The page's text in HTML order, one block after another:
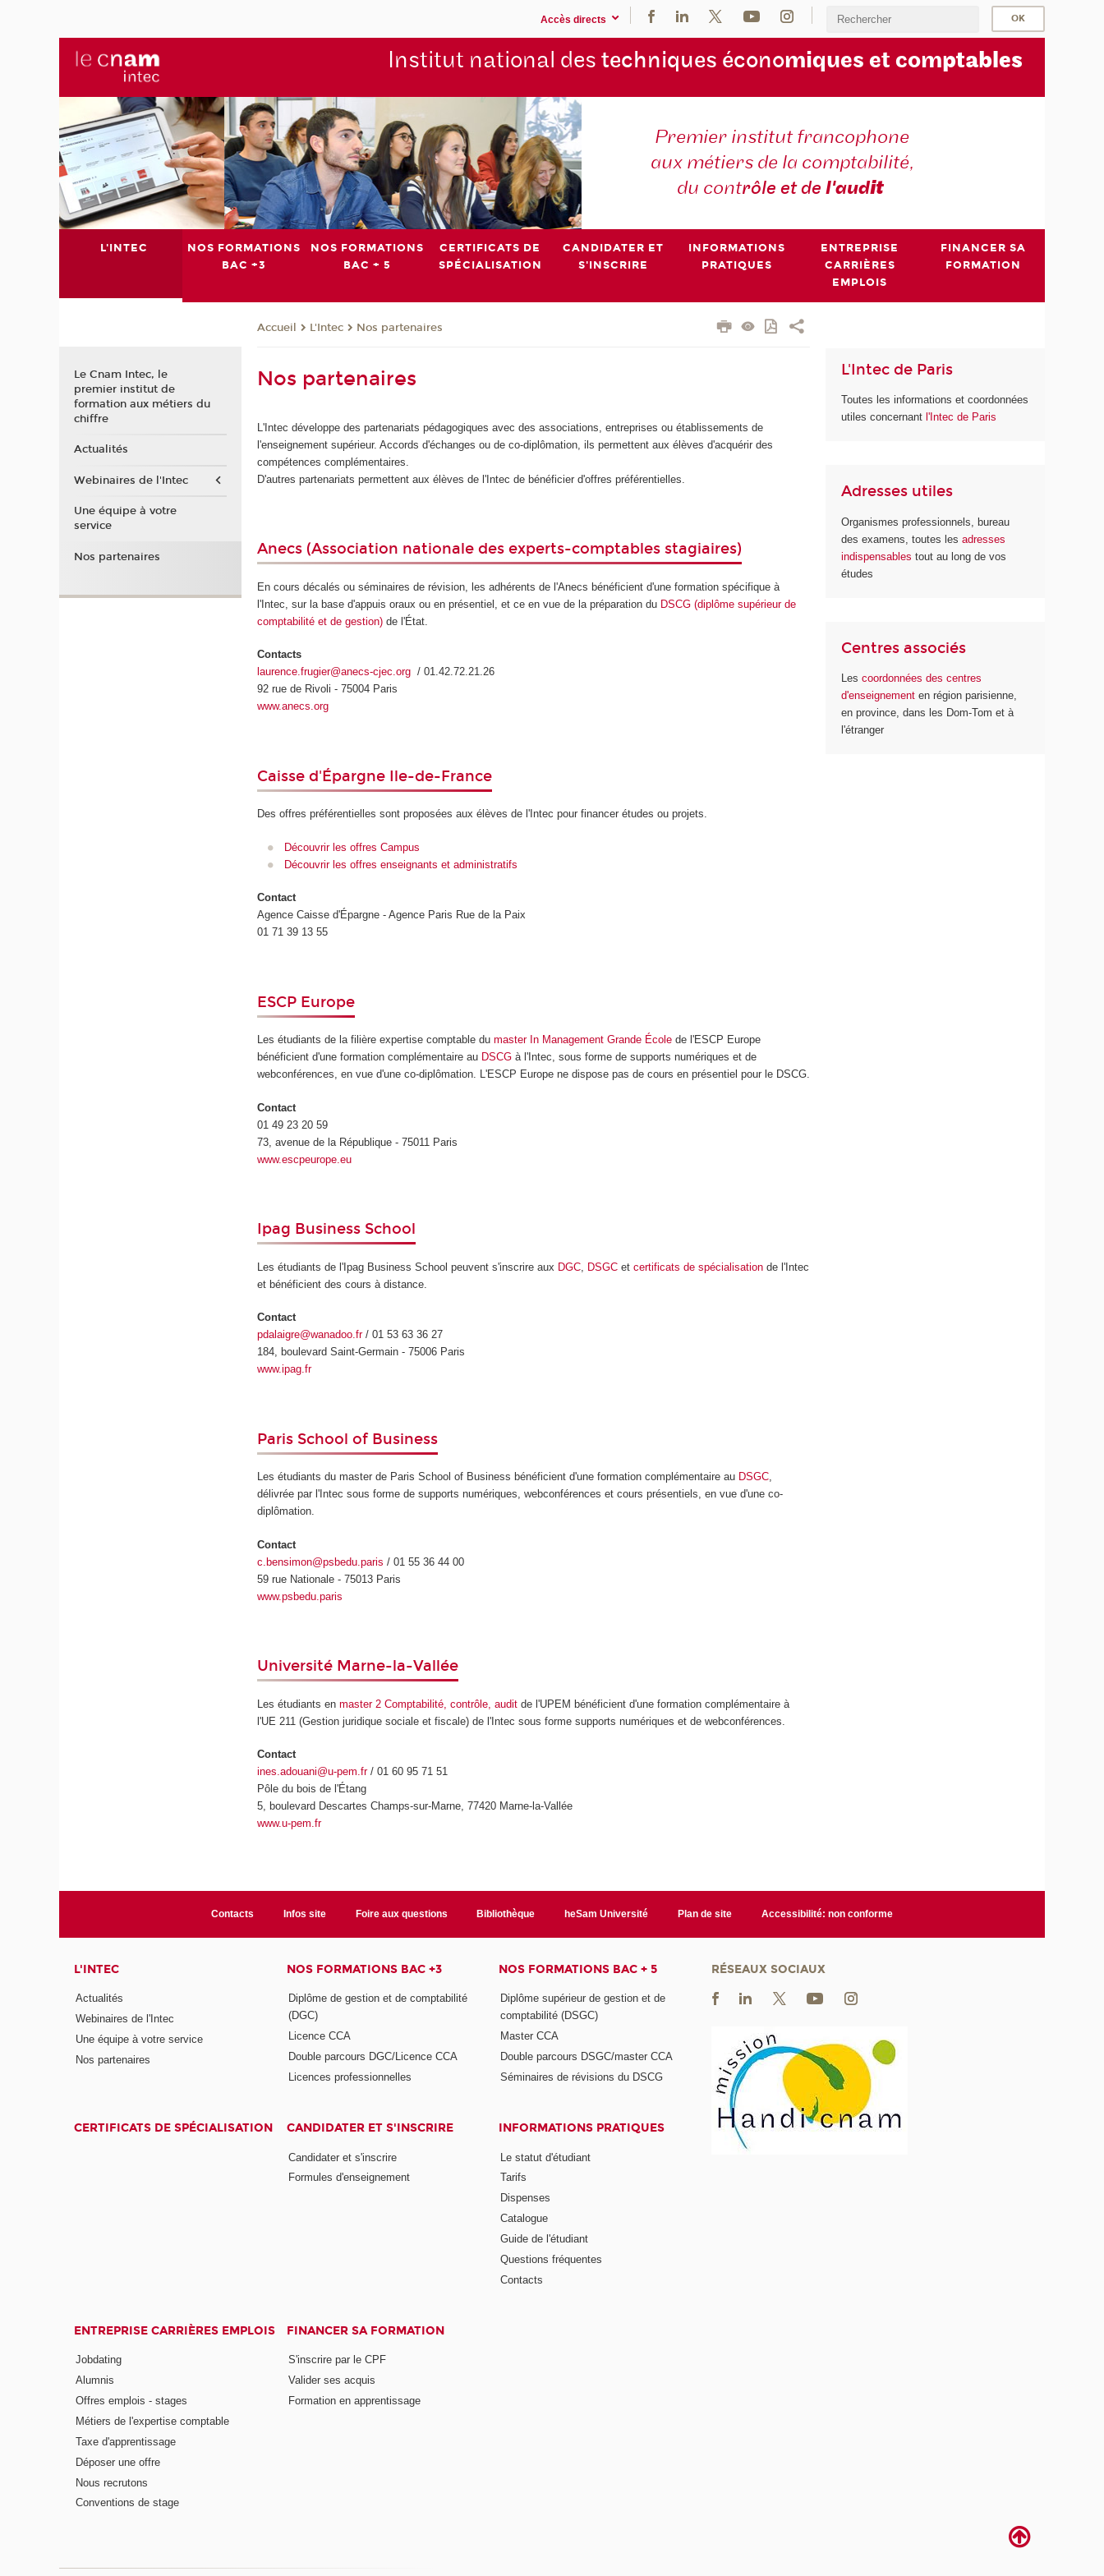
Accès directs
Institut national des techniques économiques et comptables
Premier institut francophone
aux métiers de la comptabilité,
du contrôle et del'audit
L'INTEC
NOS FORMATIONS
BAC +3
NOS FORMATIONS
BAC + 5
CERTIFICATS DE
SPÉCIALISATION
CANDIDATER ET
S'INSCRIRE
INFORMATIONS
PRATIQUES
ENTREPRISE
CARRIÈRES
EMPLOIS
FINANCER SA
FORMATION
Accueil L'Intec Nos partenaires
Nos partenaires
L'Intec développe des partenariats pédagogiques avec des associations, entreprises ou établissements de
l'enseignement supérieur. Accords d'échanges ou de co-diplômation, ils permettent aux élèves d'acquérir des
compétences complémentaires.
D'autres partenariats permettent aux élèves de l'Intec de bénéficier d'offres préférentielles.
Anecs (Association nationale des experts-comptables stagiaires)
En cours décalés ou séminaires de révision, les adhérents de l'Anecs bénéficient d'une formation spécifique à
l'Intec, sur la base d'appuis oraux ou en présentiel, et ce en vue de la préparation du DSCG (diplôme supérieur de
comptabilité et de gestion) de l'État.
Contacts
laurence.frugier@anecs-cjec.org / 01.42.72.21.26
92 rue de Rivoli - 75004 Paris
www.anecs.org
Caisse d'Épargne Ile-de-France
Des offres préférentielles sont proposées aux élèves de l'Intec pour financer études ou projets.
Découvrir les offres Campus
Découvrir les offres enseignants et administratifs
Contact
Agence Caisse d'Épargne - Agence Paris Rue de la Paix
01 71 39 13 55
ESCP Europe
Les étudiants de la filière expertise comptable dumaster In Management Grande École de l'ESCP Europe
bénéficient d'une formation complémentaire au DSCG à l'Intec, sous forme de supports numériques et de
webconférences, en vue d'une co-diplômation. L'ESCP Europe ne dispose pas de cours en présentiel pour le DSCG.
Contact
01 49 23 20 59
73, avenue de la République - 75011 Paris
www.escpeurope.eu
Ipag Business School
Les étudiants de l'Ipag Business School peuvent s'inscrire aux DGC DSGC etcertificats de spécialisation de l'Intec
et bénéficient des cours à distance.
Contact
pdalaigre@wanadoo.fr/ 01 53 63 36 27
184, boulevard Saint-Germain - 75006 Paris
www.ipag.fr
Paris School of Business
Les étudiants du master de Paris School of Business bénéficient d'une formation complémentaire au DSGC,
délivrée par l'Intec sous forme de supports numériques, webconférences et cours présentiels, en vue d'une co-
diplômation.
Contact
c.bensimon@psbedu.paris / 01 55 36 44 00
59 rue Nationale - 75013 Paris
www.psbedu.paris
Université Marne-la-Vallée
Les étudiants enmaster 2 Comptabilité, contrôle, audit de l'UPEM bénéficient d'une formation complémentaire à
l'UE 211 (Gestion juridique sociale et fiscale) de l'Intec sous forme supports numériques et de webconférences.
Contact
ines.adouani@u-pem.fr/ 01 60 95 71 51
Pôle du bois de l'Étang
5, boulevard Descartes Champs-sur-Marne, 77420 Marne-la-Vallée
www.u-pem.fr
L'Intec de Paris
Toutes les informations et coordonnées
utiles concernant l'Intec de Paris
Adresses utiles
Organismes professionnels, bureau
des examens, toutes lesadresses
indispensables tout au long de vos
études
Centres associés
Lescoordonnées des centres
d'enseignementen région parisienne,
en province, dans les Dom-Tom et à
l'étranger
Le Cnam Intec, le
premier institut de
formation aux métiers du
chiffre
Actualités
Webinaires de l'Intec
Une équipe à votre
service
Nos partenaires
Contacts Infos site Foire aux questions Bibliothèque heSam Université Plan de site Accessibilité: non conforme
L'INTEC
Actualités
Webinaires de l'Intec
Une équipe à votre service
Nos partenaires
NOS FORMATIONS BAC +3
Diplôme de gestion et de comptabilité
(DGC)
Licence CCA
Double parcours DGC/Licence CCA
Licences professionnelles
NOS FORMATIONS BAC + 5
Diplôme supérieur de gestion et de
comptabilité (DSGC)
Master CCA
Double parcours DSGC/master CCA
Séminaires de révisions du DSCG
CERTIFICATS DE SPÉCIALISATION CANDIDATER ET S'INSCRIRE
Candidater et s'inscrire
Formules d'enseignement
INFORMATIONS PRATIQUES
Le statut d'étudiant
Tarifs
Dispenses
Catalogue
Guide de l'étudiant
Questions fréquentes
Contacts
ENTREPRISE CARRIÈRES EMPLOIS
Jobdating
Alumnis
Offres emplois - stages
Métiers de l'expertise comptable
Taxe d'apprentissage
Déposer une offre
Nous recrutons
Conventions de stage
FINANCER SA FORMATION
S'inscrire par le CPF
Valider ses acquis
Formation en apprentissage
RÉSEAUX SOCIAUX